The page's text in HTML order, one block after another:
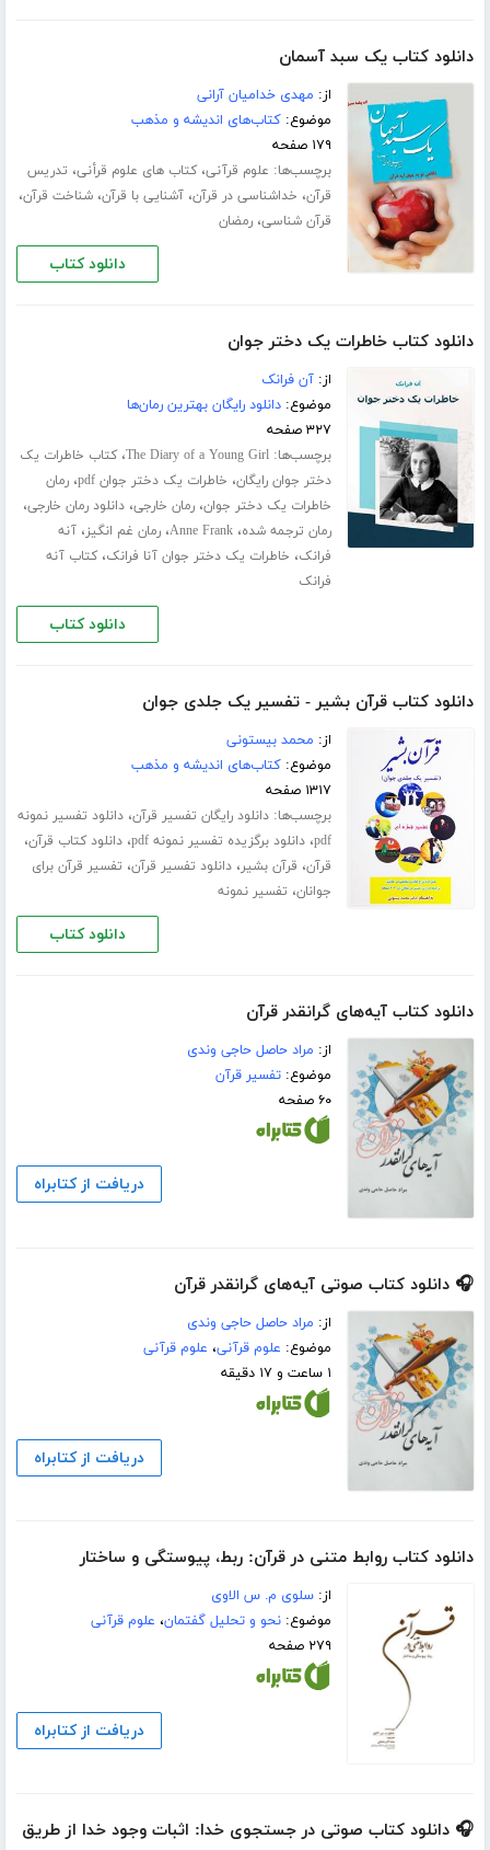
دانلود کتاب یک سبد آسمان
از: مهدی خدامیان آرانی
موضوع:کتاب‌های اندیشه و مذهب
۱۷۹ صفحه
برچسب‌ها: علوم قرآنی،کتاب های علوم قرأنی، تدریس
قرآن، خداشناسی در قرآن،آشنایی با قرآن،شناخت قرآن،
قرآن شناسی،رمضان
دانلود کتاب
دانلود کتاب خاطرات یک دختر جوان
از:آن فرانک
موضوع:دانلود رایگان بهترین رمان‌ها
۳۲۷ صفحه
برچسب‌ها:The Diary of a Young Girl،کتاب خاطرات یک
دختر جوان رایگان، خاطرات یک دختر جوان pdf ،رمان
خاطرات یک دختر جوان،رمان خارجی،دانلود رمان خارجی،
رمان ترجمه شده،Anne Frank،رمان غم انگیز،آنه
فرانک، خاطرات یک دختر جوان آنا فرانک،کتاب آنه
فرانک
دانلود کتاب
دانلود کتاب قرآن بشیر - تفسیر یک جلدی جوان
از: محمد بیستونی
موضوع:کتاب‌های اندیشه و مذهب
۱۳۱۷ صفحه
برچسب‌ها:دانلود رایگان تفسیر قرآن،دانلود تفسیر نمونه
pdf،دانلود برگزیده تفسیر نمونه pdf ،دانلود کتاب قرآن،
قرآن، قرآن بشیر،دانلود تفسیر قرآن، تفسیر قرآن برای
جوانان، تفسیر نمونه
دانلود کتاب
دانلود کتاب آیه‌های گرانقدر قرآن
از: مراد حاصل حاجی وندی
موضوع:تفسیر قرآن
۶۰ صفحه
دریافت از کتابراه
🎧 دانلود کتاب صوتی آیه‌های گرانقدر قرآن
از: مراد حاصل حاجی وندی
موضوع: علوم قرآنی، علوم قرآنی
۱ ساعت و ۱۷ دقیقه
دریافت از کتابراه
دانلود کتاب روابط متنی در قرآن: ربط، پیوستگی و ساختار
از:سلوی م. س الاوی
موضوع:نحو و تحلیل گفتمان، علوم قرآنی
۲۷۹ صفحه
دریافت از کتابراه
🎧 دانلود کتاب صوتی در جستجوی خدا: اثبات وجود خدا از طریق